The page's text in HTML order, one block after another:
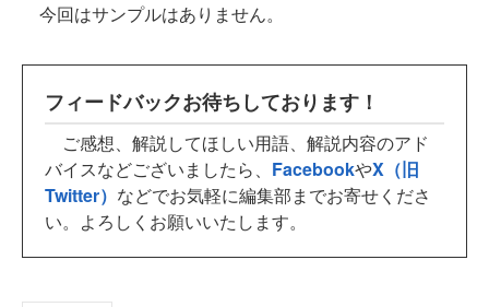
今回はサンプルはありません。
フィードバックお待ちしております！
ご感想、解説してほしい用語、解説内容のアド
バイスなどございましたら、 FacebookやX（旧
Twitter） などでお気軽に編集部までお寄せくださ
い。よろしくお願いいたします。